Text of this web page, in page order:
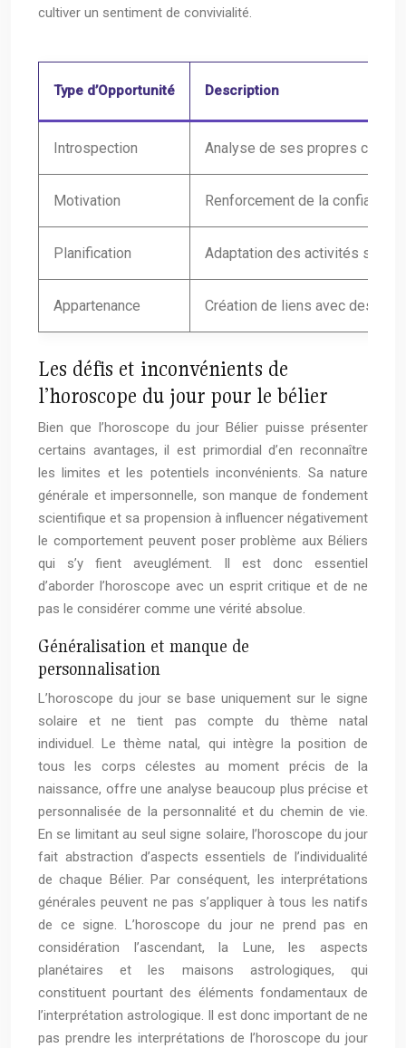
cultiver un sentiment de convivialité.
Type d’Opportunité Description
Introspection Analyse de ses propres
Motivation Renforcement de la confiance
Planification Adaptation des activités selon
Appartenance Création de liens avec des
Les défis et inconvénients de
l’horoscope du jour pour le bélier
Bien que l’horoscope du jour Bélier puisse présenter
certains avantages, il est primordial d’en reconnaître
les limites et les potentiels inconvénients. Sa nature
générale et impersonnelle, son manque de fondement
scientifique et sa propension à influencer négativement
le comportement peuvent poser problème aux Béliers
qui s’y fient aveuglément. Il est donc essentiel
d’aborder l’horoscope avec un esprit critique et de ne
pas le considérer comme une vérité absolue.
Généralisation et manque de
personnalisation
L’horoscope du jour se base uniquement sur le signe
solaire et ne tient pas compte du thème natal
individuel. Le thème natal, qui intègre la position de
tous les corps célestes au moment précis de la
naissance, offre une analyse beaucoup plus précise et
personnalisée de la personnalité et du chemin de vie.
En se limitant au seul signe solaire, l’horoscope du jour
fait abstraction d’aspects essentiels de l’individualité
de chaque Bélier. Par conséquent, les interprétations
générales peuvent ne pas s’appliquer à tous les natifs
de ce signe. L’horoscope du jour ne prend pas en
considération l’ascendant, la Lune, les aspects
planétaires et les maisons astrologiques, qui
constituent pourtant des éléments fondamentaux de
l’interprétation astrologique. Il est donc important de ne
pas prendre les interprétations de l’horoscope du jour